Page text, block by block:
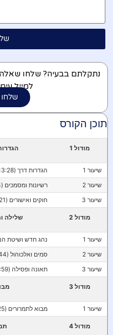
נתקלתם בבעיה? שלחו
למייל
תוכן הקורס
מודול 1
שיעור 1
הגדרות דרך (13:28)
שיעור 2
רשיונות ומסמכים (7:04)
שיעור 3
חוקים ואישורים (6:21)
מודול 2 שלילה
שיעור 1
נהג חדש ושיטת
שיעור 2
סמים ואלכוהול (4:44)
שיעור 3
תאונה ופסילה (5:59)
מודול 3
שיעור 1 מבוא לתמרורים (4:25)
מודול 4